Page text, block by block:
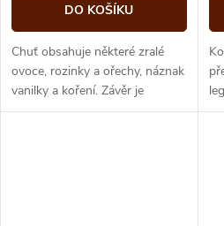
DO KOŠÍKU
Chuť obsahuje některé zralé
ovoce, rozinky a ořechy, náznak
vanilky a koření. Závěr je
dlouhá, s trochou pomerančové